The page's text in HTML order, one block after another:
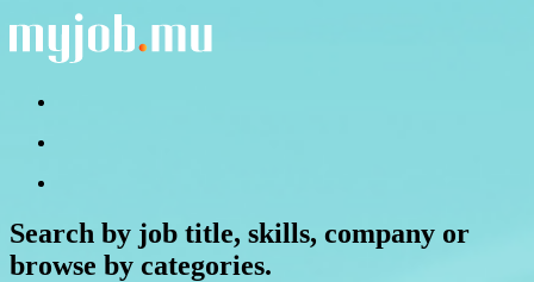
Search by job title, skills, company or
browse by categories.